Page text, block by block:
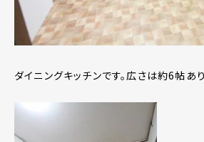
ダイニングキッチンです。広さは約6帖あり